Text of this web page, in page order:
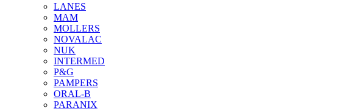
LANES
MAM
MOLLERS
NOVALAC
NUK
INTERMED
P&G
PAMPERS
ORAL-B
PARANIX